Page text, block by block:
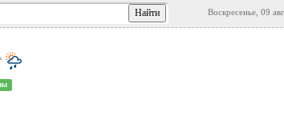
Воскресенье, 09